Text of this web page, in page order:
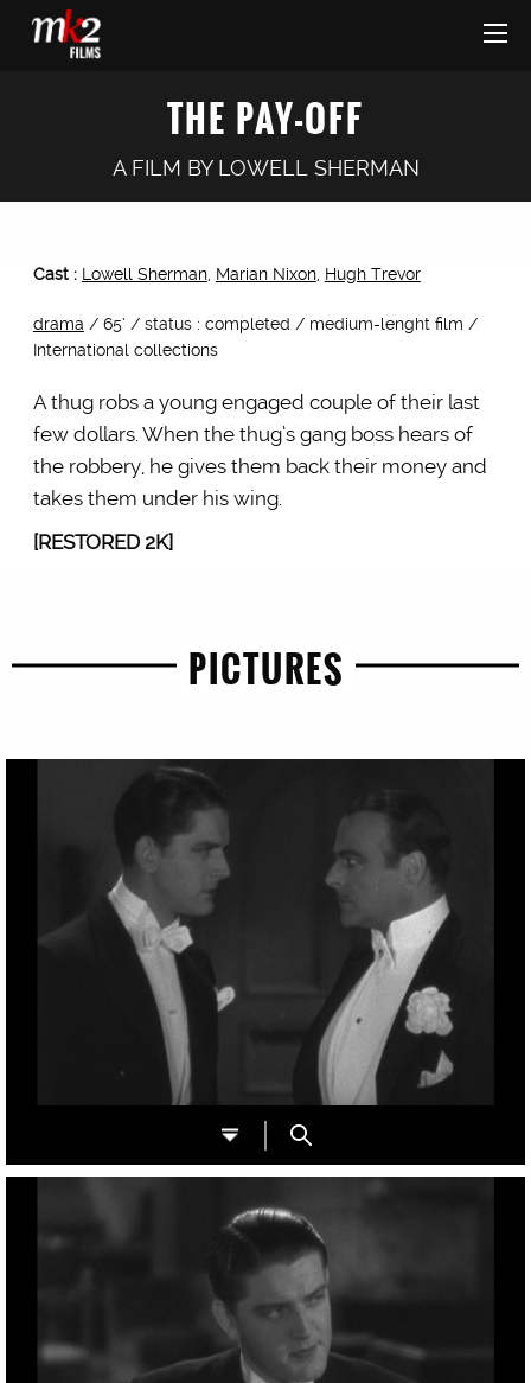
THE PAY-OFF
A FILM BY LOWELL SHERMAN
Cast : Lowell Sherman, Marian Nixon, Hugh Trevor
drama / 65’ / status : completed / medium-lenght film /
International collections
A thug robs a young engaged couple of their last
few dollars. When the thug’s gang boss hears of
the robbery, he gives them back their money and
takes them under his wing.
[RESTORED 2K]
PICTURES